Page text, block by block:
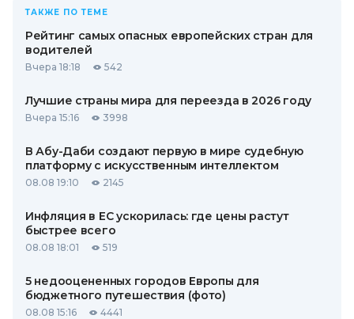
ТАКЖЕ ПО ТЕМЕ
Рейтинг самых опасных европейских стран для
водителей
Вчера 18:18 542
Лучшие страны мира для переезда в 2026 году
Вчера 15:16 3998
В Абу-Даби создают первую в мире судебную
платформу с искусственным интеллектом
08.08 19:10 2145
Инфляция в ЕС ускорилась: где цены растут
быстрее всего
08.08 18:01 519
5 недооцененных городов Европы для
бюджетного путешествия (фото)
08.08 15:16 4441